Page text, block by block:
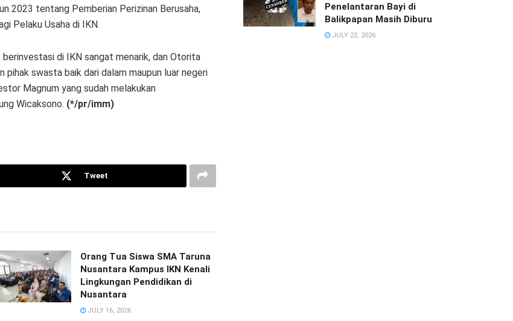
2023 tentang Pemberian Perizinan Berusaha,
Pelaku Usaha di IKN.
di IKN sangat menarik, dan Otorita
pihak swasta baik dari dalam maupun luar negeri
Magnum yang sudah melakukan
Wicaksono. (*/pr/imm)
Tweet
Orang Tua Siswa SMA Taruna
Nusantara Kampus IKN Kenali
Lingkungan Pendidikan di
Nusantara
JULY 16, 2026
Penelantaran Bayi di
Balikpapan Masih Diburu
JULY 22, 2026